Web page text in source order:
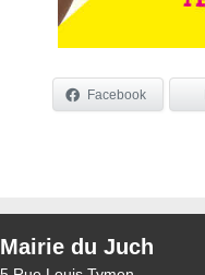
Facebook
Mairie du Juch